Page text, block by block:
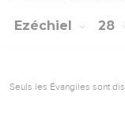
Ezéchiel 28
Seuls les Évangiles sont